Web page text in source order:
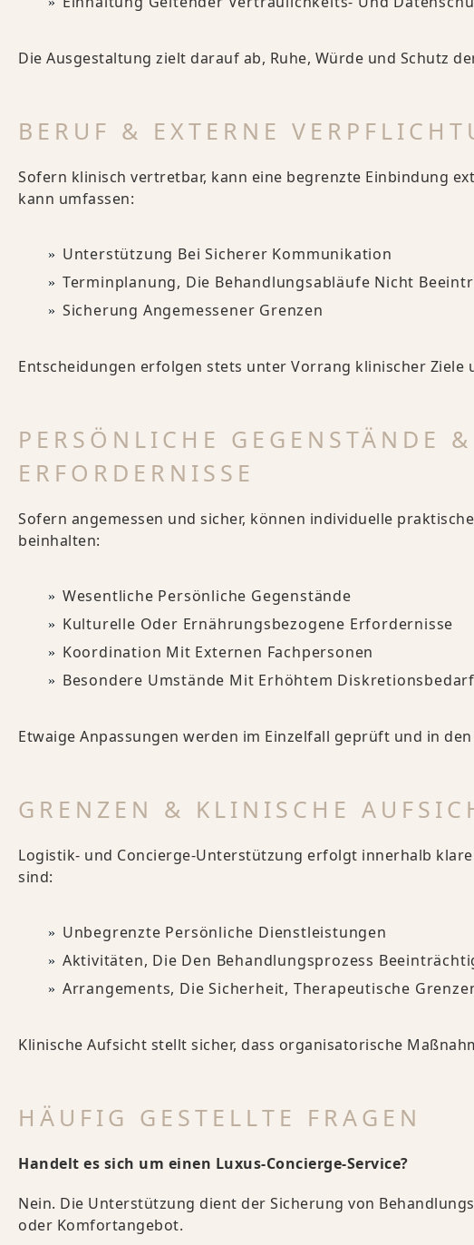
Die Ausgestaltung zielt darauf ab, Ruhe, Würde und Schutz
BERUF & EXTERNE
Sofern klinisch vertretbar, kann eine begrenzte Einbindung
kann umfassen:
Unterstützung Bei Sicherer Kommunikation
Terminplanung, Die Behandlungsabläufe Nicht
Sicherung Angemessener Grenzen
Entscheidungen erfolgen stets unter Vorrang klinischer Ziele
PERSÖNLICHE GEGENSTÄNDE
ERFORDERNISSE
Sofern angemessen und sicher, können individuelle
beinhalten:
Wesentliche Persönliche Gegenstände
Kulturelle Oder Ernährungsbezogene Erfordernisse
Koordination Mit Externen Fachpersonen
Besondere Umstände Mit Erhöhtem Diskretionsbedarf
Etwaige Anpassungen werden im Einzelfall geprüft und in
GRENZEN & KLINISCHE
Logistik- und Concierge-Unterstützung erfolgt innerhalb
sind:
Unbegrenzte Persönliche Dienstleistungen
Aktivitäten, Die Den Behandlungsprozess
Arrangements, Die Sicherheit, Therapeutische
Klinische Aufsicht stellt sicher, dass organisatorische
HÄUFIG GESTELLTE FRAGEN
Handelt es sich um einen Luxus-Concierge-Service?
Nein. Die Unterstützung dient der Sicherung von
oder Komfortangebot.